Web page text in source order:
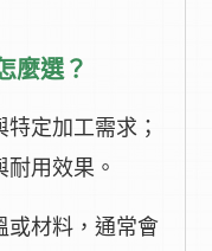
麼選？
定加工需求；
用效果。
或材料，通常會